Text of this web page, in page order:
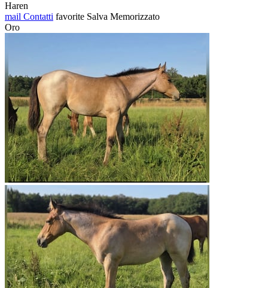
Haren
mail Contatti favorite Salva Memorizzato
Oro